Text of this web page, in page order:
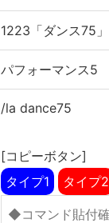
1223「ダンス75」
パフォーマンス5
/la dance75
[コピーボタン]
タイプ1
タイプ2